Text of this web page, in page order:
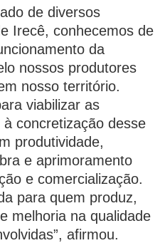
de diversos
Irecê, conhecemos de
da
nossos produtores
nosso território.
viabilizar as
concretização desse
produtividade,
e aprimoramento
e comercialização.
para quem produz,
melhoria na qualidade
afirmou.